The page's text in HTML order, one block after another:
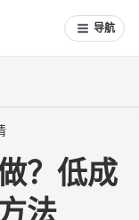
导航
？低成
法